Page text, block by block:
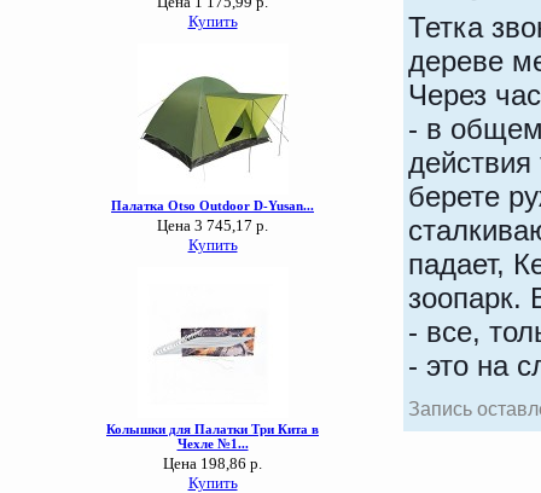
Тетка
дереве
Через
- в общем
берете
падает,
зоопарк.
- все,
- это на
Запись